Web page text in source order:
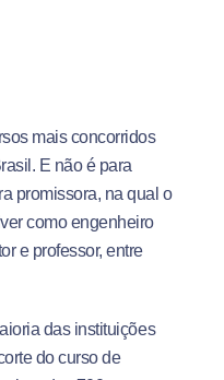
mais concorridos
E não é para
promissora, na qual o
como engenheiro
e professor, entre
das instituições
do curso de